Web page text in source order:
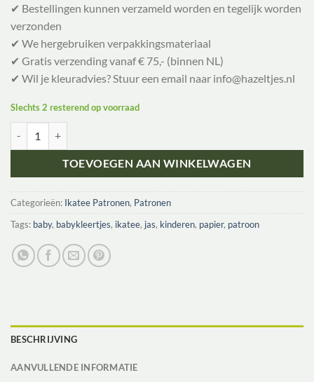
✔ Bestellingen kunnen verzameld worden en tegelijk worden
verzonden
✔ We hergebruiken verpakkingsmateriaal
✔ Gratis verzending vanaf € 75,- (binnen NL)
✔ Wil je kleuradvies? Stuur een email naar info@hazeltjes.nl
Slechts 2 resterend op voorraad
TOEVOEGEN AAN WINKELWAGEN
Categorieën: Ikatee Patronen, Patronen
Tags: baby, babykleertjes, ikatee, jas, kinderen, papier, patroon
BESCHRIJVING
AANVULLENDE INFORMATIE